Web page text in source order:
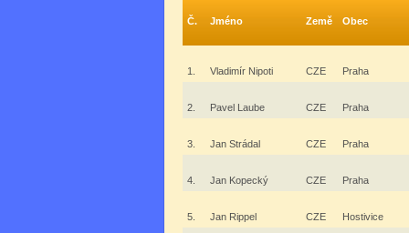
Č. Jméno Země Obec
1. Vladimír Nipoti CZE Praha
2. Pavel Laube CZE Praha
3. Jan Strádal CZE Praha
4. Jan Kopecký CZE Praha
5. Jan Rippel CZE Hostivice